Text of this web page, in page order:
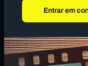
Entrar em